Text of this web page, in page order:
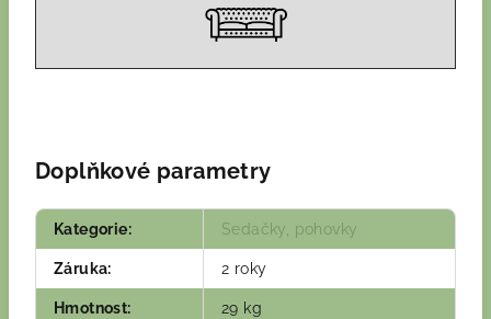
Doplňkové parametry
Kategorie: Sedačky, pohovky
Záruka: 2 roky
Hmotnost: 29 kg